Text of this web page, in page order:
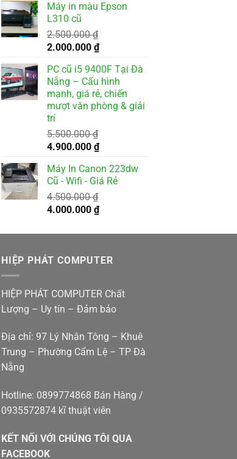
là:
2.000.000 ₫.
tại
Máy in màu Epson
L310 cũ
2.500.000₫
Giá
là:
2.500.000 ₫.
2.000.000 ₫Giá
tại
là:
2.000.000 ₫.
PC cũ i5 9400F Tại Đà
Nẵng – Cấu hình
mạnh, giá rẻ, chiến
mượt văn phòng & giải
trí
5.500.000₫
Giá
là:
5.500.000 ₫.
4.900.000 ₫Giá
tại
là:
Máy In Canon 223dw
Cũ - Wifi - Giá Rẻ
4.500.000₫
Giá
là:
4.000.000 ₫Giá
tại
4.000.000 ₫.
HIỆP PHÁT COMPUTER
HIỆP PHÁT COMPUTER Chất
Lượng – Uy tín – Đảm bảo
Địa chỉ: 97 Lý Nhân Tông – Khuê
Trung – Phường Cẩm Lệ – TP Đà
Nẵng
Hotline: 0899774868 Bán Hàng /
0935572874 kĩ thuật viên
KẾT NỐI VỚI CHÚNG TÔI QUA
FACEBOOK